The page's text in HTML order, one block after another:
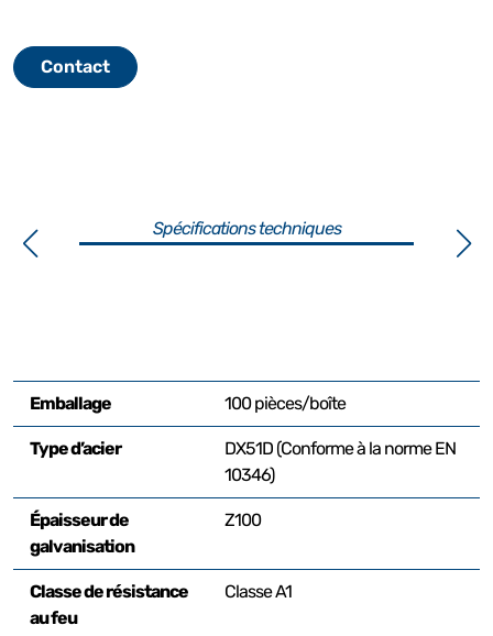
Contact
Spécifications techniques
Emballage 100 pièces/boîte
Type d’acier
DX51D (Conforme à la norme EN
10346)
Épaisseur de
galvanisation
Z100
Classe de résistance
au feu
Classe A1